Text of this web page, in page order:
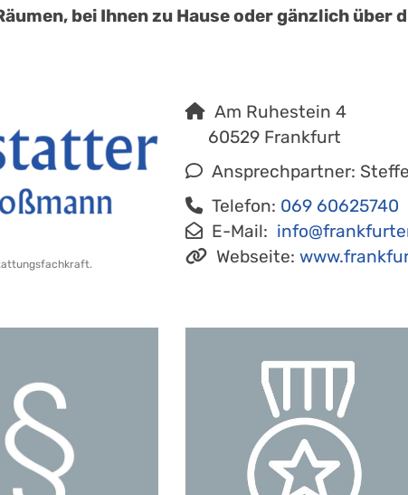
bei Ihnen zu Hause oder gänzlich über
Am Ruhestein 4
60529 Frankfurt
Ansprechpartner:
Telefon: 069 60625740
E-Mail:
Webseite: